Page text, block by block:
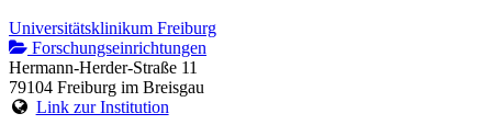
Universitätsklinikum Freiburg
Forschungseinrichtungen
Hermann-Herder-Straße 11
79104 Freiburg im Breisgau
Link zur Institution